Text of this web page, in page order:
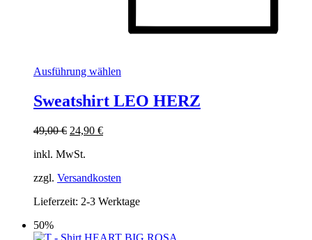
Ausführung wählen
weist
mehrere
auf
der
Produktseite
werden
Sweatshirt LEO HERZ
49,00€ Ursprünglicher
war:
24,90 €Aktueller
inkl. MwSt.
zzgl. Versandkosten
Lieferzeit: 2-3 Werktage
50%